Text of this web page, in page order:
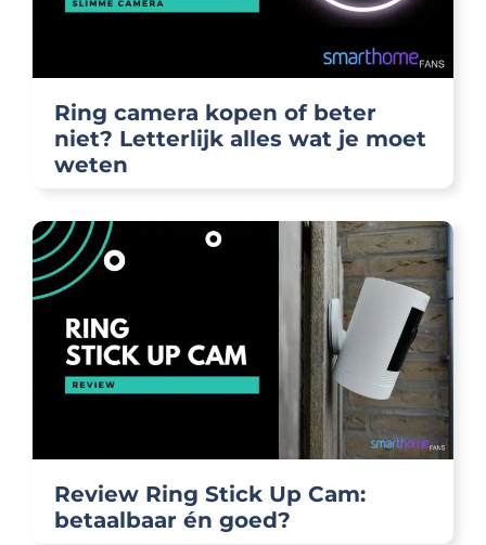
Ring camera kopen of beter
niet? Letterlijk alles wat je moet
weten
Review Ring Stick Up Cam:
betaalbaar én goed?